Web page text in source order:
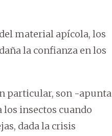
material apícola, los
la confianza en los
particular, son -apunta
insectos cuando
dada la crisis